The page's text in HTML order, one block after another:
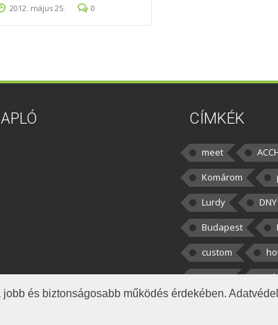
és biztonságosabb működés érdekében.
2012. május 25. 0
CÍMKÉK
meet
Komárom
Lurdy
DNY
Budapest
custom
v8cars